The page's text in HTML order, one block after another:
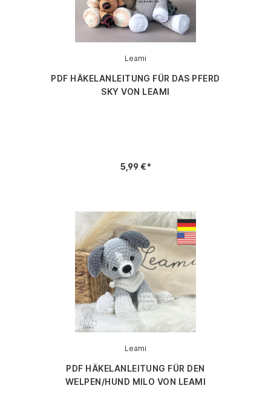
Leami
PDF HÄKELANLEITUNG FÜR DAS PFERD
SKY VON LEAMI
5,99 €*
Leami
PDF HÄKELANLEITUNG FÜR DEN
WELPEN/HUND MILO VON LEAMI